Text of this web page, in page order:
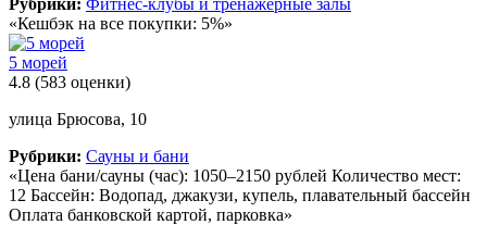
«Кешбэк на все покупки: 5%»
5 морей
4.8 (583 оценки)
улица Брюсова, 10
Рубрики: Сауны и бани
«Цена бани/сауны (час): 1050–2150 рублей Количество мест:
12 Бассейн: Водопад, джакузи, купель, плавательный бассейн
Оплата банковской картой, парковка»